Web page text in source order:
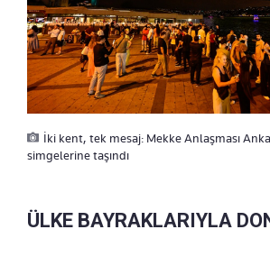
İki kent, tek mesaj: Mekke Anlaşması
simgelerine taşındı
ÜLKE BAYRAKLARIYLA